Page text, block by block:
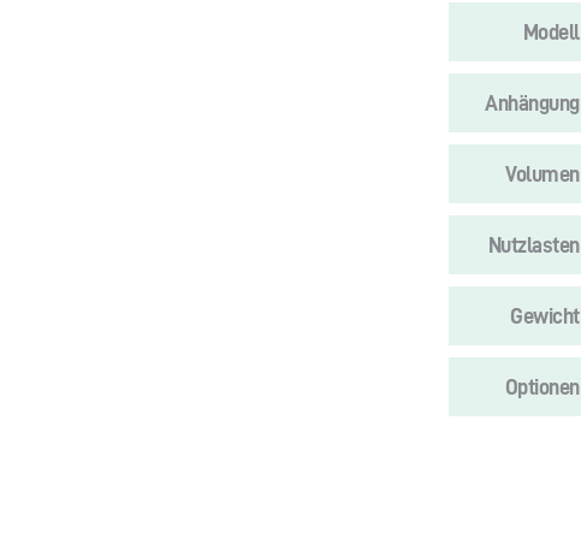
Modell
Anhängung
Volumen
Nutzlasten
Gewicht
Optionen